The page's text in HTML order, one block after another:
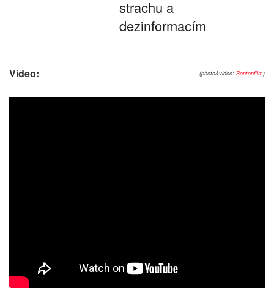
strachu a
dezinformacím
(photo&video: Bontonfilm)
Video: